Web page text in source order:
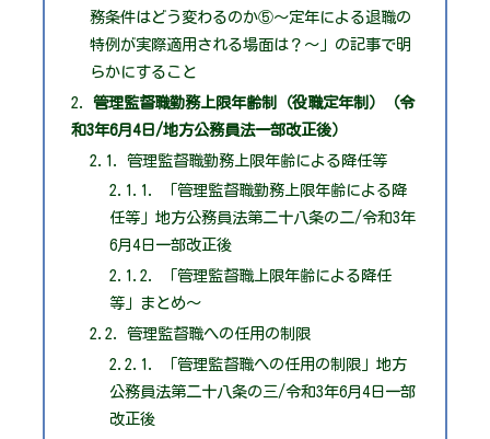
務条件はどう変わるのか⑤～定年による退職の
特例が実際適用される場面は？～」の記事で明
らかにすること
管理監督職勤務上限年齢制（役職定年制）（令
和3年6月4日/地方公務員法一部改正後）
管理監督職勤務上限年齢による降任等
「管理監督職勤務上限年齢による降
任等」地方公務員法第二十八条の二/令和3年
6月4日一部改正後
「管理監督職上限年齢による降任
等」まとめ～
管理監督職への任用の制限
「管理監督職への任用の制限」地方
公務員法第二十八条の三/令和3年6月4日一部
改正後